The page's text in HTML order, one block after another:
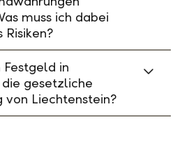
muss ich dabei
in
gesetzliche
von Liechtenstein?